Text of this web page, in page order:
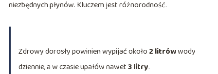
niezbędnych płynów. Kluczem jest różnorodność.
Zdrowy dorosły powinien wypijać około 2 litrówwody
dziennie, a w czasie upałów nawet3 litry.